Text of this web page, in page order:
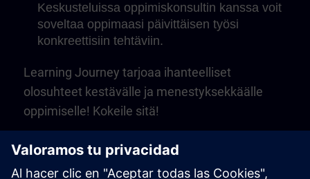
Keskusteluissa oppimiskonsultin kanssa voit
soveltaa oppimaasi päivittäisen työsi
konkreettisiin tehtäviin.
Learning Journey tarjoaa ihanteelliset
olosuhteet kestävälle ja menestyksekkäälle
oppimiselle! Kokeile sitä!